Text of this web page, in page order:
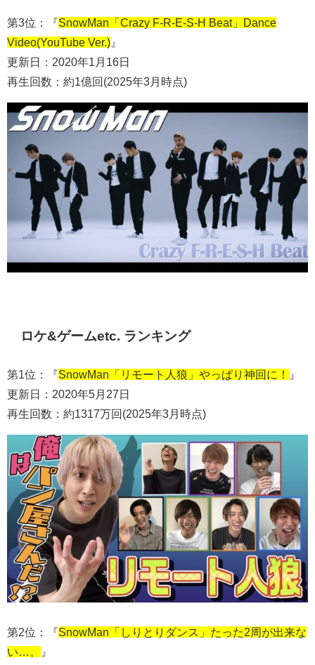
第3位：『SnowMan「Crazy F-R-E-S-H Beat」Dance
Video(YouTube Ver.) 』
更新日：2020年1月16日
再生回数：約1億回(2025年3月時点)
ロケ&ゲームetc. ランキング
第1位：『SnowMan「リモート人狼」やっぱり神回に！
』
更新日：2020年5月27日
再生回数：約1317万回(2025年3月時点)
第2位：『SnowMan「しりとりダンス」たった2周が出来な
い…。
』